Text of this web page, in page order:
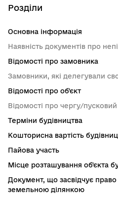
Розділи
Основна інформація
Наявність документів про
Відомості про замовника
Замовники, які делегували
Відомості про об'єкт
Відомості про чергу/
Терміни будівництва
Кошторисна вартість
Пайова участь
Місце розташування об'єкта
Документ, що засвідчує
земельною ділянкою